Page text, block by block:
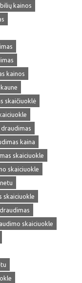
kainos
kainos
skaičiuoklė
kaina
skaiciuokle
skaiciuokle
skaiciuokle
skaiciuokle